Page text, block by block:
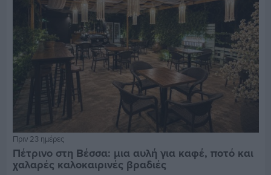
Πριν 23 ημέρες
Πέτρινο στη Βέσσα: μια αυλή για καφέ, ποτό και
χαλαρές καλοκαιρινές βραδιές